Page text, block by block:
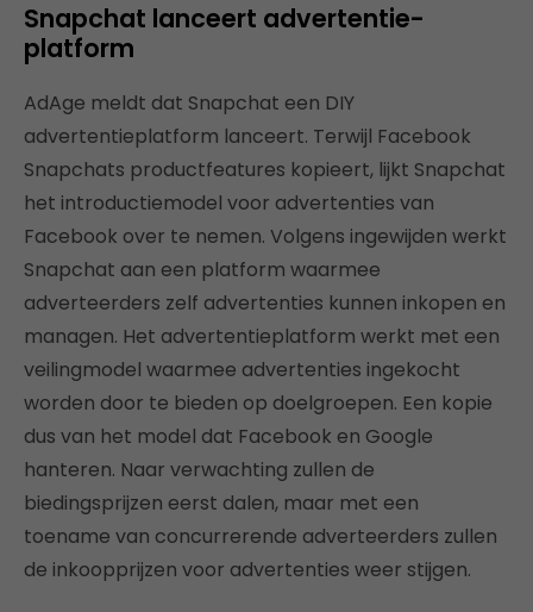
Snapchat lanceert advertentie-
platform
AdAge meldt dat Snapchat een DIY
advertentieplatform lanceert. Terwijl Facebook
Snapchats productfeatures kopieert, lijkt Snapchat
het introductiemodel voor advertenties van
Facebook over te nemen. Volgens ingewijden werkt
Snapchat aan een platform waarmee
adverteerders zelf advertenties kunnen inkopen en
managen. Het advertentieplatform werkt met een
veilingmodel waarmee advertenties ingekocht
worden door te bieden op doelgroepen. Een kopie
dus van het model dat Facebook en Google
hanteren. Naar verwachting zullen de
biedingsprijzen eerst dalen, maar met een
toename van concurrerende adverteerders zullen
de inkoopprijzen voor advertenties weer stijgen.